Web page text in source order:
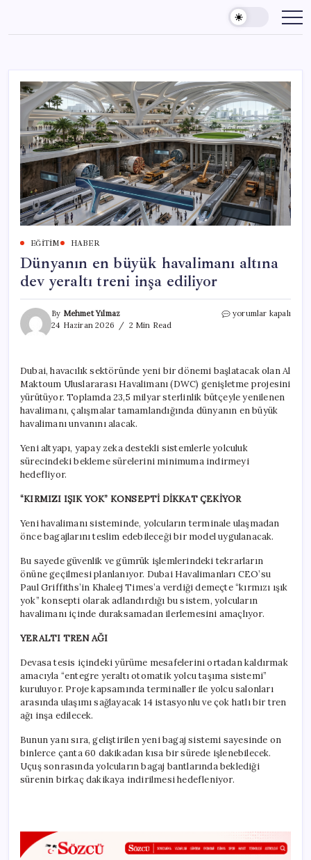
content
EĞITIM HABER
Dünyanın en büyük havalimanı altına
dev yeraltı treni inşa ediliyor
By Mehmet Yılmaz
24 Haziran 2026
2 Min Read
Dünyanın
dev
yeraltı
treni
inşa
yorumlar kapalı
Dubai, havacılık sektöründe yeni bir dönemi başlatacak olan Al
Maktoum Uluslararası Havalimanı (DWC) genişletme projesini
yürütüyor. Toplamda 23,5 milyar sterlinlik bütçeyle yenilenen
havalimanı, çalışmalar tamamlandığında dünyanın en büyük
havalimanı unvanını alacak.
Yeni altyapı, yapay zeka destekli sistemlerle yolculuk
sürecindeki bekleme sürelerini minimuma indirmeyi
hedefliyor.
“KIRMIZI IŞIK YOK” KONSEPTİ DİKKAT ÇEKİYOR
Yeni havalimanı sisteminde, yolcuların terminale ulaşmadan
önce bagajlarını teslim edebileceği bir model uygulanacak.
Bu sayede güvenlik ve gümrük işlemlerindeki tekrarların
önüne geçilmesi planlanıyor. Dubai Havalimanları CEO’su
Paul Griffiths’in Khaleej Times’a verdiği demeçte “kırmızı ışık
yok” konsepti olarak adlandırdığı bu sistem, yolcuların
havalimanı içinde duraksamadan ilerlemesini amaçlıyor.
YERALTI TREN AĞI
Devasa tesis içindeki yürüme mesafelerini ortadan kaldırmak
amacıyla “entegre yeraltı otomatik yolcu taşıma sistemi”
kuruluyor. Proje kapsamında terminaller ile yolcu salonları
arasında ulaşımı sağlayacak 14 istasyonlu ve çok hatlı bir tren
ağı inşa edilecek.
Bunun yanı sıra, geliştirilen yeni bagaj sistemi sayesinde on
binlerce çanta 60 dakikadan kısa bir sürede işlenebilecek.
Uçuş sonrasında yolcuların bagaj bantlarında beklediği
sürenin birkaç dakikaya indirilmesi hedefleniyor.